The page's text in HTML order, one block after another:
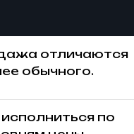
отличаются
обычного.
по